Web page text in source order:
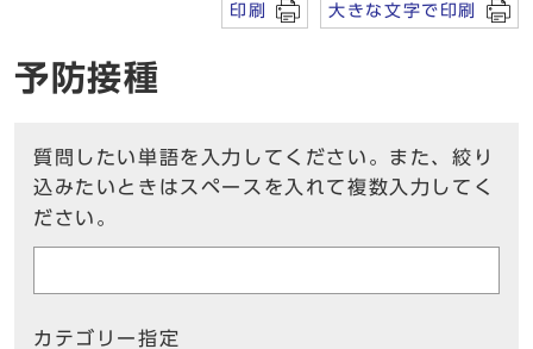
印刷 大きな文字で印刷
予防接種
質問したい単語を入力してください。また、絞り
込みたいときはスペースを入れて複数入力してく
ださい。
カテゴリー指定